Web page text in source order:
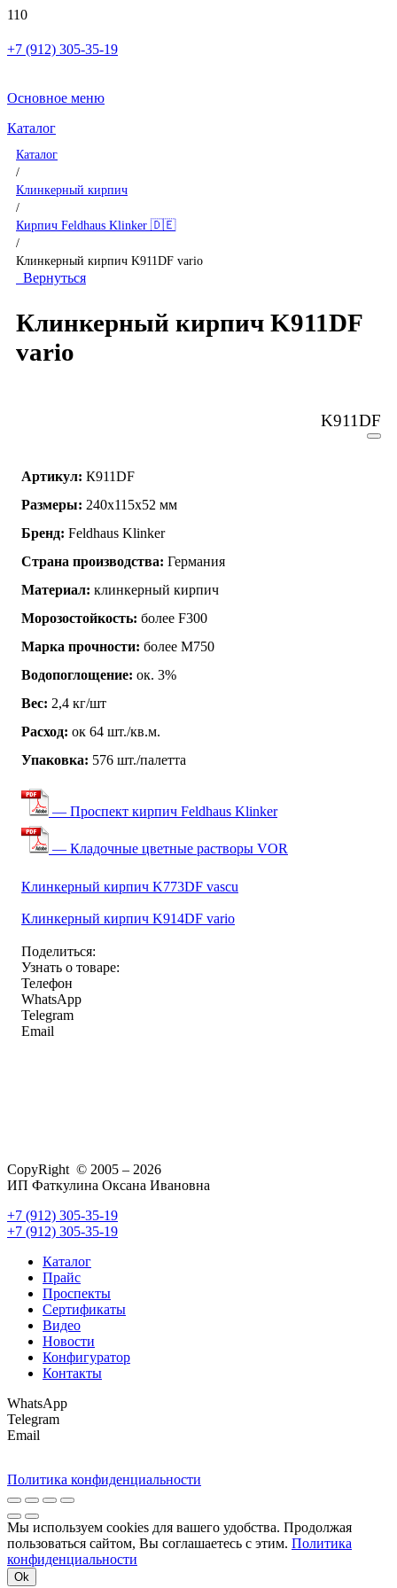
+7 (912) 305-35-19
Основное меню
Каталог
Каталог
/
Клинкерный кирпич
/
Кирпич Feldhaus Klinker 🇩🇪
/
Клинкерный кирпич K911DF vario
Вернуться
Клинкерный кирпич K911DF
vario
K911DF
Артикул: К911DF
Размеры: 240х115х52 мм
Бренд: Feldhaus Klinker
Страна производства: Германия
Материал: клинкерный кирпич
Морозостойкость: более F300
Марка прочности: более М750
Водопоглощение: ок. 3%
Вес: 2,4 кг/шт
Расход: ок 64 шт./кв.м.
Упаковка: 576 шт./палетта
— Проспект кирпич Feldhaus Klinker
— Кладочные цветные растворы VOR
Клинкерный кирпич K773DF vascu
Клинкерный кирпич K914DF vario
Поделиться:
Узнать о товаре:
Телефон
WhatsApp
Telegram
Email
CopyRight © 2005 – 2026
ИП Фаткулина Оксана Ивановна
+7 (912) 305-35-19
+7 (912) 305-35-19
Каталог
Прайс
Проспекты
Сертификаты
Видео
Новости
Конфигуратор
Контакты
WhatsApp
Telegram
Email
Политика конфиденциальности
Мы используем cookies для вашего удобства. Продолжая
пользоваться сайтом, Вы соглашаетесь с этим. Политика
конфиденциальности
Ok